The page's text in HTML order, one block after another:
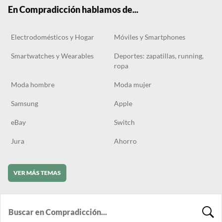
En Compradicción hablamos de...
Electrodomésticos y Hogar Móviles y Smartphones
Smartwatches y Wearables
Deportes: zapatillas, running,
ropa
Moda hombre Moda mujer
Samsung Apple
eBay Switch
Jura Ahorro
VER MÁS TEMAS